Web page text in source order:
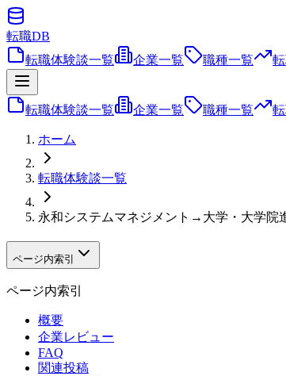
転職DB
転職体験談一覧
企業一覧 職種一覧
転職体験談一覧 企業一覧 職種一覧
ホーム
転職体験談一覧
永和システムマネジメント→大学・大学院
ページ内索引
ページ内索引
概要
企業レビュー
FAQ
関連投稿